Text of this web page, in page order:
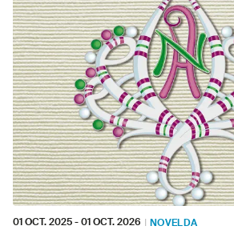
01 OCT. 2025-01 OCT. 2026 I NOVELDA